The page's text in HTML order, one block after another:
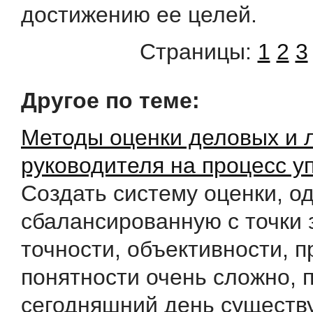
достижению ее целей.
Страницы: 1 2 3
Другое по теме:
Методы оценки деловых и
руководителя на процесс
Создать систему оценки,
сбалансированную с точки
точности, объективности,
понятности очень сложно,
сегодняшний день